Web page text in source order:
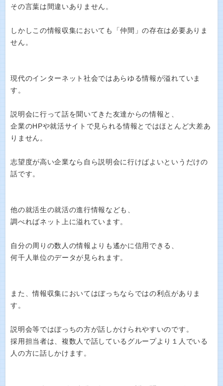
その言葉は間違いありません。
しかしこの情報収集においても「仲間」の存在は必要ありま
せん。
現代のインターネット社会ではあらゆる情報が溢れていま
す。
説明会に行って話を聞いてきた友達からの情報と、
企業のHPや就活サイトで見られる情報とではほとんど大差あ
りません。
志望度が高い企業なら自ら説明会に行けばよいというだけの
話です。
他の就活生の就活の進行情報なども、
調べればネット上に溢れています。
自分の周りの数人の情報よりも遙かに信用できる、
何千人単位のデータが見られます。
また、情報収集においてはぼっちならではの利点がありま
す。
説明会等ではぼっちの方が話しかけられやすいのです。
採用担当者は、複数人で話しているグループより１人でいる
人の方に話しかけます。